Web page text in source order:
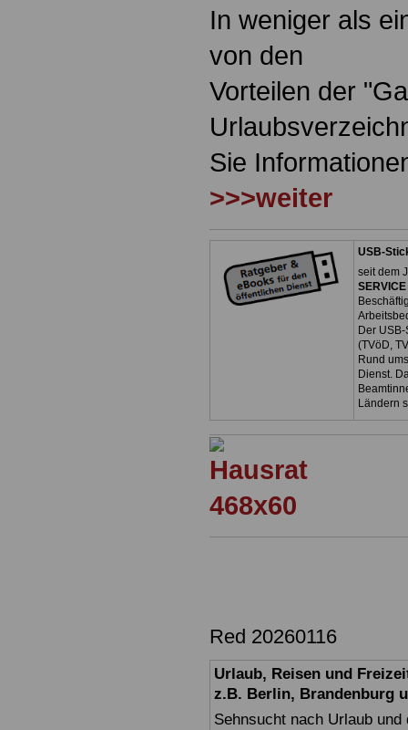
In weniger als
von den
Vorteilen der
Sie
>>>weiter
USB-
seit dem
Der
(TVöD,
Rund
Dienst.
Ländern
Red 20260116
Urlaub, Reisen und
z.B. Berlin, Brandenburg
Sehnsucht nach Urlaub